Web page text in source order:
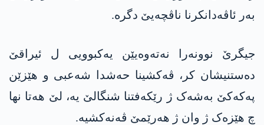
بەر ئاڤەدانکرنا ناڤچەیێ دگرە.
جیگرێ نوونەرا نەتەوەیێن یەکبوویی ل ئیراقێ
دەستنیشان کر، ڤەکشینا حەشدا شەعبی و ھێزێن
پەکەکێ بەشەک ژ رێکەفتنا شنگالێ یە، لێ ھەتا نھا
چ ھێزەک ژ وان ژ ھەرێمێ ڤەنەکشیە.